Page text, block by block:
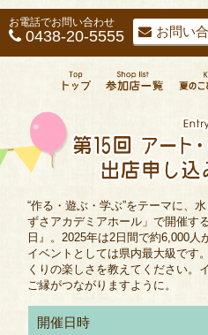
お電話でお問い合わせ
0438-20-5555 お問い
“作る・遊ぶ・学ぶ”をテーマに、
ずさアカデミアホール」で開催す
日』。2025年は2日間で約6,000人
イベントとしては県内最大級です
くりの楽しさを教えてください。
ご縁がつながりますように。
開催日時